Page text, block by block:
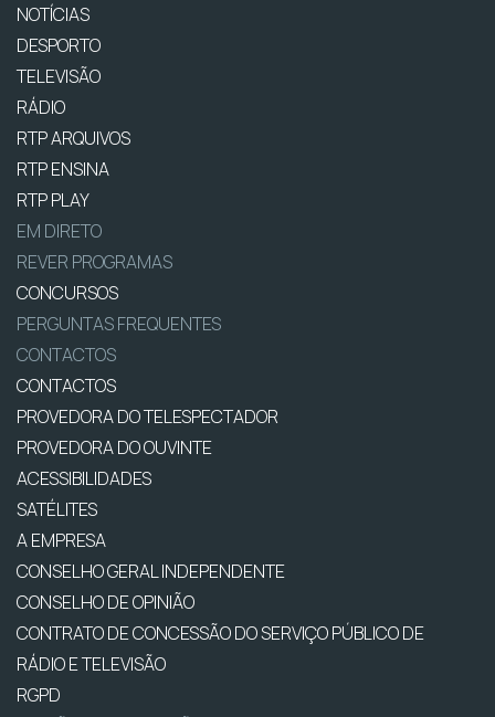
NOTÍCIAS
DESPORTO
TELEVISÃO
RÁDIO
RTP ARQUIVOS
RTP ENSINA
RTP PLAY
EM DIRETO
REVER PROGRAMAS
CONCURSOS
PERGUNTAS FREQUENTES
CONTACTOS
CONTACTOS
PROVEDORA DO TELESPECTADOR
PROVEDORA DO OUVINTE
ACESSIBILIDADES
SATÉLITES
A EMPRESA
CONSELHO GERAL INDEPENDENTE
CONSELHO DE OPINIÃO
CONTRATO DE CONCESSÃO DO SERVIÇO PÚBLICO DE
RÁDIO E TELEVISÃO
RGPD